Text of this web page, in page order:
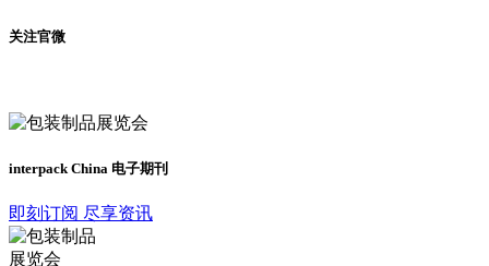
关注官微
interpack China 电子期刊
即刻订阅 尽享资讯